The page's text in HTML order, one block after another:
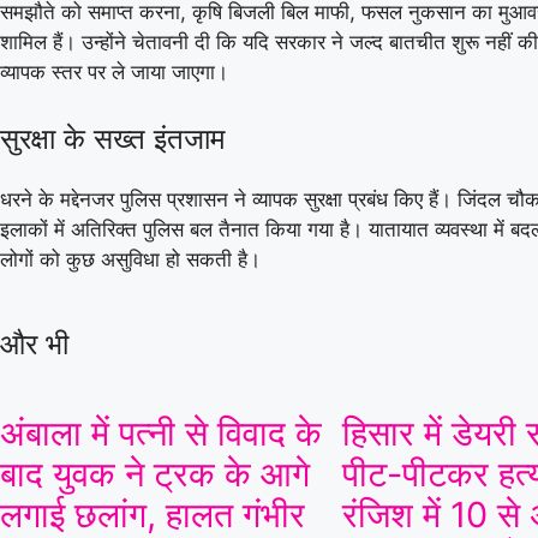
समझौते को समाप्त करना, कृषि बिजली बिल माफी, फसल नुकसान का
शामिल हैं। उन्होंने चेतावनी दी कि यदि सरकार ने जल्द बातचीत शुरू नहीं
व्यापक स्तर पर ले जाया जाएगा।
सुरक्षा के सख्त इंतजाम
धरने के मद्देनजर पुलिस प्रशासन ने व्यापक सुरक्षा प्रबंध किए हैं। जिंदल
इलाकों में अतिरिक्त पुलिस बल तैनात किया गया है। यातायात व्यवस्था में
लोगों को कुछ असुविधा हो सकती है।
और भी
अंबाला में पत्नी से विवाद के
बाद युवक ने ट्रक के आगे
लगाई छलांग, हालत गंभीर
हिसार में
पीट-पीटकर
रंजिश में 10 से
At Trent Bridge
BP
Birmingham Phoenix
111/6 (100)
Trent Rockets